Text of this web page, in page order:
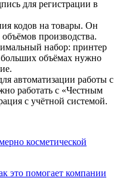
для регистрации в
кодов на товары. Он
производства.
набор: принтер
объёмах нужно
автоматизации работы с
работать с «Честным
с учётной системой.
косметической
это помогает компании